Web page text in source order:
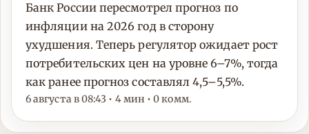
Банк России пересмотрел прогноз по
инфляции на 2026 год в сторону
ухудшения. Теперь регулятор ожидает рост
потребительских цен на уровне 6–7%, тогда
как ранее прогноз составлял 4,5–5,5%.
6 августа в 08:43 • 4 мин • 0 комм.